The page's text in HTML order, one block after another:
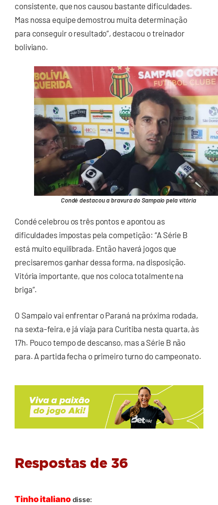
consistente, que nos causou bastante dificuldades.
Mas nossa equipe demostrou muita determinação
para conseguir o resultado”, destacou o treinador
boliviano.
Condé destacou a bravura do Sampaio pela vitória
Condé celebrou os três pontos e apontou as
dificuldades impostas pela competição: “A Série B
está muito equilibrada. Então haverá jogos que
precisaremos ganhar dessa forma, na disposição.
Vitória importante, que nos coloca totalmente na
briga”.
O Sampaio vai enfrentar o Paraná na próxima rodada,
na sexta-feira, e já viaja para Curitiba nesta quarta, às
17h. Pouco tempo de descanso, mas a Série B não
para. A partida fecha o primeiro turno do campeonato.
Respostas de 36
Tinho italiano disse: